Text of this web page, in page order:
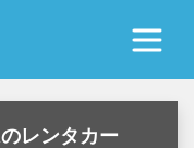
レンタカー